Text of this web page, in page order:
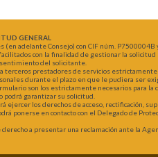
GENERAL
(en adelante Consejo) con CIF núm.
con la finalidad de gestionar la
del solicitante.
terceros prestadores de servicios
durante el plazo en que le pudiera ser
son los estrictamente necesarios para la
podrá garantizar su solicitud.
ejercer los derechos de acceso, rectificación,
ponerse en contacto con el Delegado de
a presentar una reclamación ante la